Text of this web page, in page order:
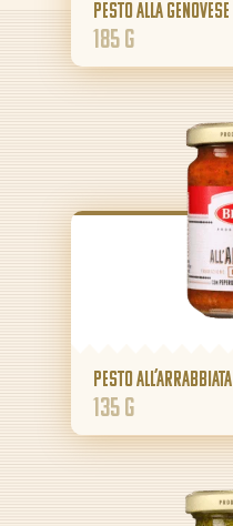
Pesto alla Genovese
185 g
Pesto all’Arrabbiata
135 g